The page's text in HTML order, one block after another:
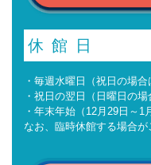
休館日
・毎週水曜日（祝日の場合
・祝日の翌日（日曜日の場
・年末年始（12月29日～1
なお、臨時休館する場合が